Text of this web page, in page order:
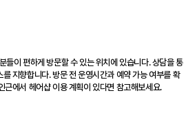
들이 편하게 방문할 수 있는 위치에 있습니다. 상담을 통
지향합니다. 방문 전 운영시간과 예약 가능 여부를 확
근에서 헤어샵 이용 계획이 있다면 참고해보세요.